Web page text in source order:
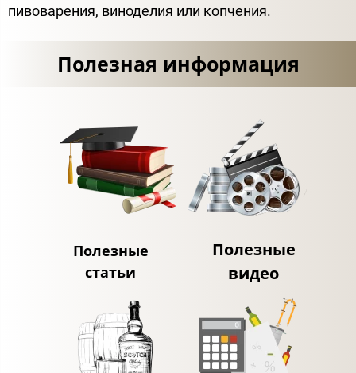
пивоварения, виноделия или копчения.
Полезная информация
Полезные
статьи
Полезные
видео